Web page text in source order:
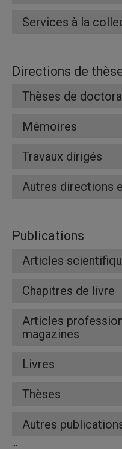
Services à la
Directions de
Thèses de
Mémoires
Travaux dirigés
Autres directions
Publications
Articles
Chapitres de livre
Articles
magazines
Livres
Thèses
Autres
...